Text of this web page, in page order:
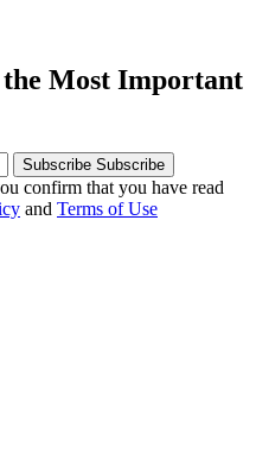
Most Important
Subscribe Subscribe
confirm that you have read
and Terms of Use